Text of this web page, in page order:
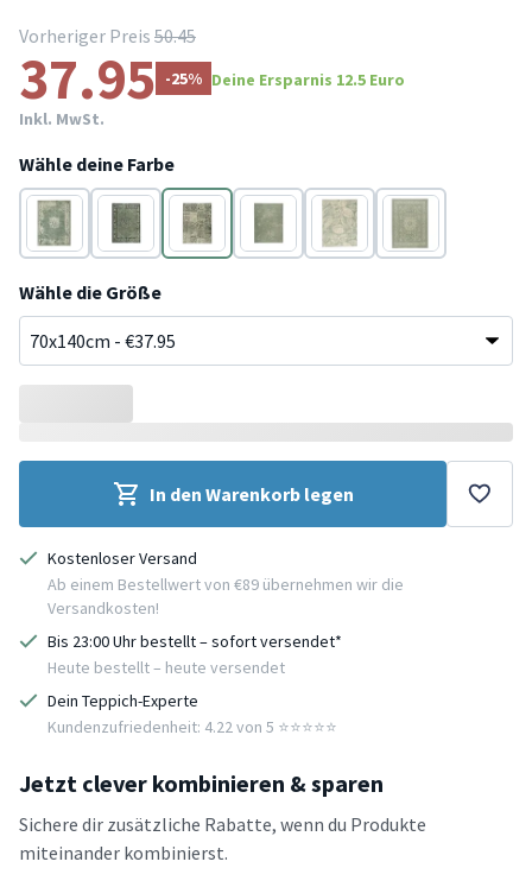
Vorheriger Preis 50.45
37.95 -25% Deine Ersparnis 12.5 Euro
Inkl. MwSt.
Wähle deine Farbe
Grün SchwarzSchwarzGrün Grün
Grün
Wähle die Größe
In den Warenkorb legen
Kostenloser Versand
Ab einem Bestellwert von €89 übernehmen wir die
Versandkosten!
Bis 23:00 Uhr bestellt – sofort versendet*
Heute bestellt – heute versendet
Dein Teppich-Experte
Kundenzufriedenheit: 4.22 von 5 ⭐️⭐️⭐️⭐️⭐️
Jetzt clever kombinieren & sparen
Sichere dir zusätzliche Rabatte, wenn du Produkte
miteinander kombinierst.